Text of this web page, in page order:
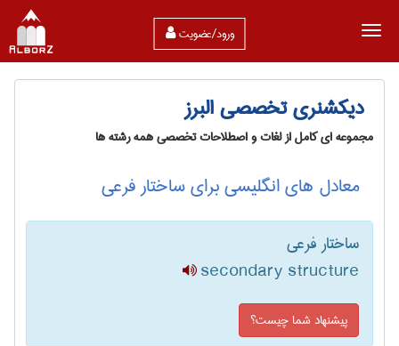
ورود/عضویت
دیکشنری تخصصی البرز
مجموعه ای کامل از لغات و اصطلاحات تخصصی همه رشته ها
معادل های انگلیسی برای ساختار فرعی
ساختار فرعی
secondary structure
پیشنهاد شما چیست؟